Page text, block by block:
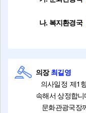
나. 복지환경국
의장최길영
의사일정 제1
속해서 상정합니
문화관광국장